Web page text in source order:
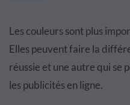
Les couleurs sont plus
Elles peuvent faire la
réussie et une autre qui se
les publicités en ligne.